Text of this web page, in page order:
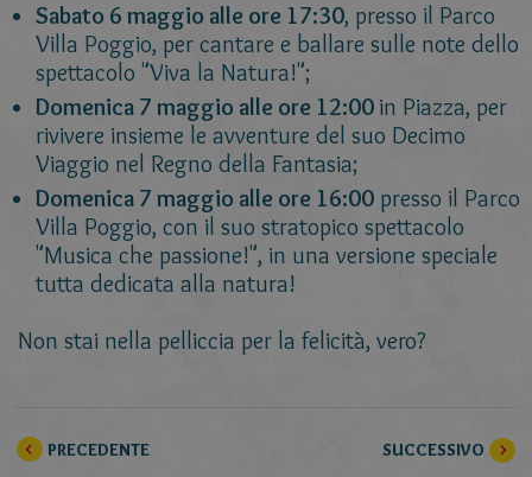
Sabato 6 maggio alle ore 17:30, presso il Parco
Villa Poggio, per cantare e ballare sulle note dello
spettacolo "Viva la Natura!";
Domenica 7 maggio alle ore 12:00 in Piazza, per
rivivere insieme le avventure del suo Decimo
Viaggio nel Regno della Fantasia;
Domenica 7 maggio alle ore 16:00 presso il Parco
Villa Poggio, con il suo stratopico spettacolo
"Musica che passione!", in una versione speciale
tutta dedicata alla natura!
Non stai nella pelliccia per la felicità, vero?
PRECEDENTE SUCCESSIVO